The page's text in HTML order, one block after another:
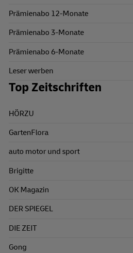
Prämienabo 12-Monate
Prämienabo 3-Monate
Prämienabo 6-Monate
Leser werben
Top Zeitschriften
HÖRZU
GartenFlora
auto motor und sport
Brigitte
OK Magazin
DER SPIEGEL
DIE ZEIT
Gong